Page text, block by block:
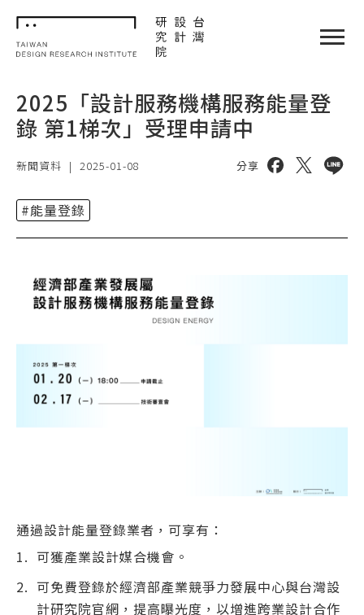
TDRI
單
2025「設計服務機構服務能量登
錄 第1梯次」受理申請中
新聞資料 | 2025-01-08 分享 分享到分享到
分享
#能量登錄
通過設計能量登錄業者，可享有：
可獲產業設計媒合機會。
可免費登錄於經濟部產業競爭力發展中心與台灣設
計研究院官網，提高曝光度，以增進跨業設計合作